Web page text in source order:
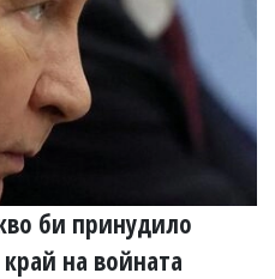
би принудило
на войната